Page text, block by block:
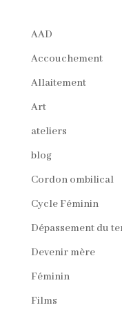
AAD
Accouchement
Allaitement
Art
ateliers
blog
Cordon ombilical
Cycle Féminin
Dépassement du
Devenir mère
Féminin
Films